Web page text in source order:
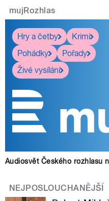
mujRozhlas
Hry a četby
Krimi
Pohádky
Pořady
Živé vysílání
Audiosvět Českého rozhlasu
NEJPOSLOUCHANĚJŠÍ